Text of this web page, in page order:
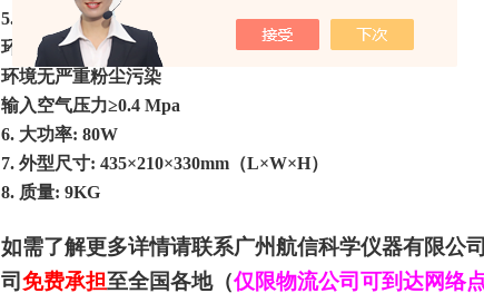
5.
工作条件:电源电压
220±10% 50Hz±5%
环境温度10～40℃ 相对温度
≤85%
环境无严重粉尘污染
输入空气压力≥0.4 Mpa
6. 大功率: 80W
7. 外型尺寸: 435×210×330mm （L×W×H）
8. 质量: 9KG
如需了解更多详情请联系广州航信科学仪器有限公司
司免费承担至全国各地（仅限物流公司可到达网络